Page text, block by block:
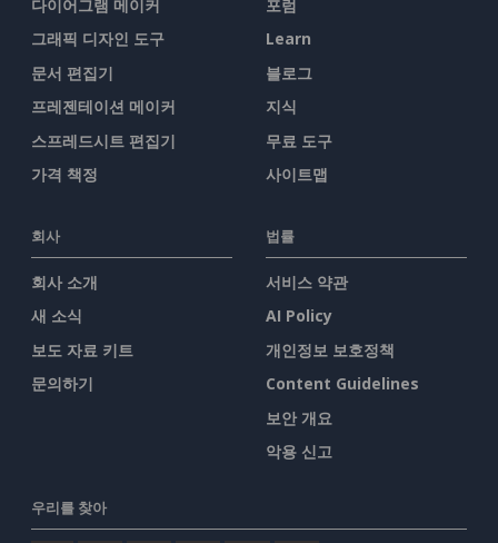
다이어그램 메이커
그래픽 디자인 도구
문서 편집기
프레젠테이션 메이커
스프레드시트 편집기
가격 책정
포럼
Learn
블로그
지식
무료 도구
사이트맵
회사
회사 소개
새 소식
보도 자료 키트
문의하기
법률
서비스 약관
AI Policy
개인정보 보호정책
Content Guidelines
보안 개요
악용 신고
우리를 찾아